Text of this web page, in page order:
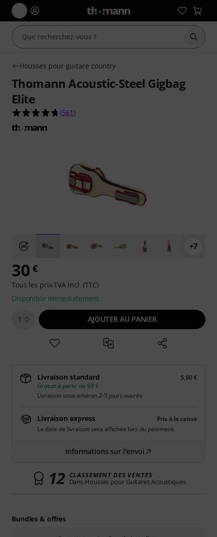
Housses pour guitare country
Thomann Acoustic-Steel Gigbag
Elite
4.7 étoiles sur 5 d'après 561 évaluations clients
(561 )
+7
30 €
Tous les prix TVA incl. (TTC)
Disponible immédiatement
1 AJOUTER AU PANIER
Livraison standard
5,90 €
Gratuit à partir de 69 €
Livraison sous environ 2-5 jours ouvrés
Livraison express
Prix à la caisse
La date de livraison sera affichée lors du paiement.
Informations sur l'envoi
12 CLASSEMENT DES VENTES
Dans Housses pour Guitares Acoustiques
Bundles & offres